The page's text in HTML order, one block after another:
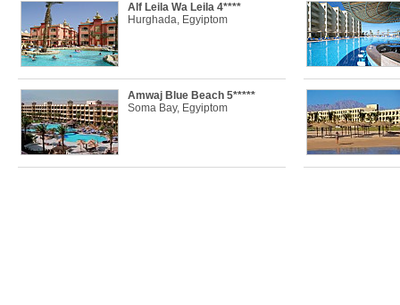
Alf Leila Wa Leila 4****
Hurghada, Egyiptom
Amwaj Blue Beach 5*****
Soma Bay, Egyiptom